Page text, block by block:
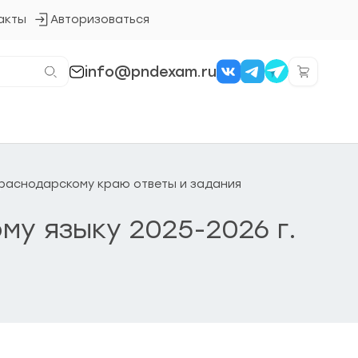
Авторизоваться
Кнопка
info@pndexam.ru
краю ответы и задания
языку 2025-2026 г.